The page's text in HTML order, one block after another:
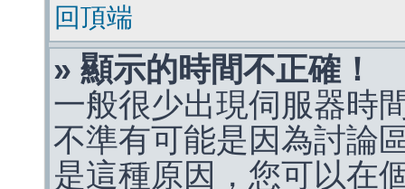
回頂端
» 顯示的時間不正確！
一般很少出現伺服器時
不準有可能是因為討論
是這種原因，您可以在